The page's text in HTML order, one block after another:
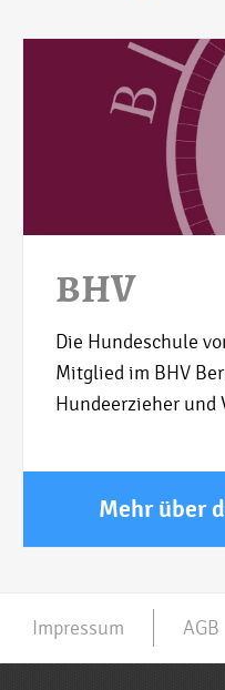
BHV
Die Hundeschule
Mitglied im BHV
Hundeerzieher und
Mehr über
Impressum AGB